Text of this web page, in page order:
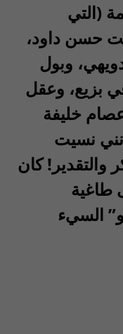
(التي
حسن داود،
وبول
بزيع، وعقل
خليفة
نسيت
والتقدير! كان
طاغية
السيء